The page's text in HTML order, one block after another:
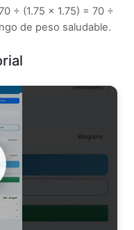
÷ (1.75 × 1.75) = 70 ÷
de peso saludable.